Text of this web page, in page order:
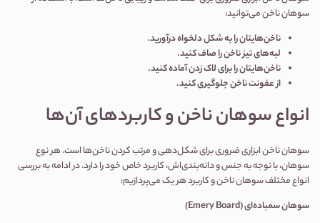
سوهان ناخن می‌توانید:
ناخن‌هایتان را به شکل دلخواه درآورید.
لبه‌های تیز ناخن را صاف کنید.
ناخن‌هایتان را برای لاک زدن آماده کنید.
از عفونت ناخن جلوگیری کنید.
انواع سوهان ناخن و کاربردهای آن‌ها
سوهان ناخن ابزاری ضروری برای شکل‌دهی و مرتب کردن ناخن‌ها است. هر نوع
سوهان، با توجه به جنس و دانه‌بندی‌اش، کاربرد خاص خود را دارد. در ادامه به بررسی
انواع مختلف سوهان ناخن و کاربرد هر یک می‌پردازیم:
سوهان سمباده‌ای (Emery Board
)